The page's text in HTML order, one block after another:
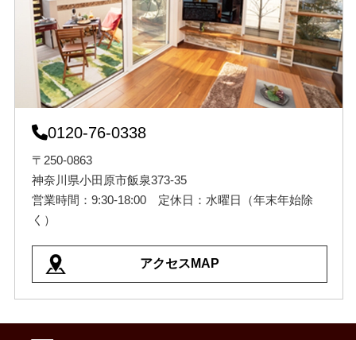
0120-76-0338
〒250-0863
神奈川県小田原市飯泉373-35
営業時間：9:30-18:00 定休日：水曜日（年末年始除
く）
アクセスMAP